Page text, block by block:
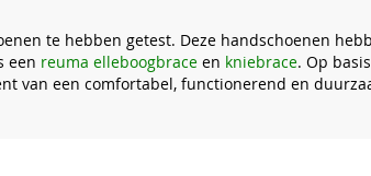
te hebben getest. Deze handschoenen
een reuma elleboogbrace en kniebrace. Op
van een comfortabel, functionerend en